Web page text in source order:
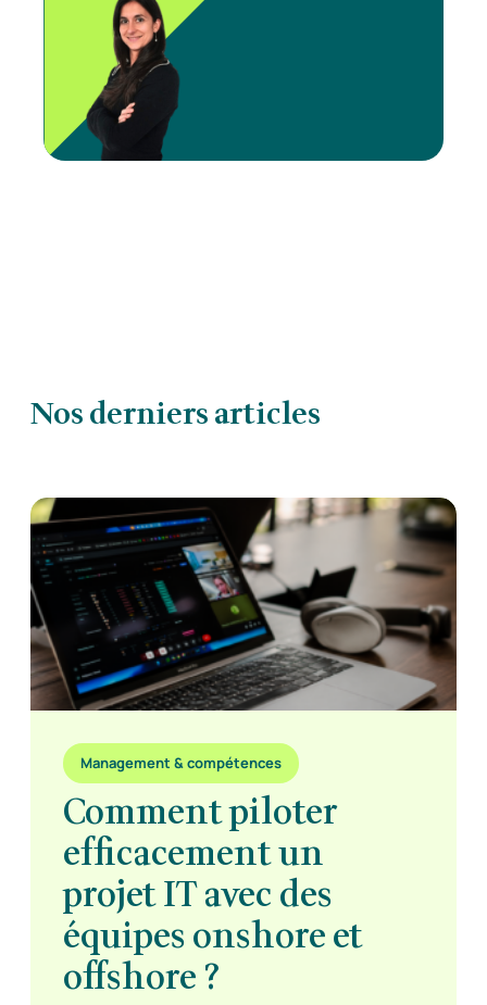
Nos derniers articles
Management & compétences
Comment piloter
efficacement un
projet IT avec des
équipes onshore et
offshore ?